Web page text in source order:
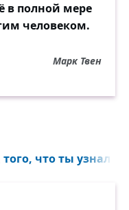
в полной мере
человеком.
Марк Твен
что ты узнал в